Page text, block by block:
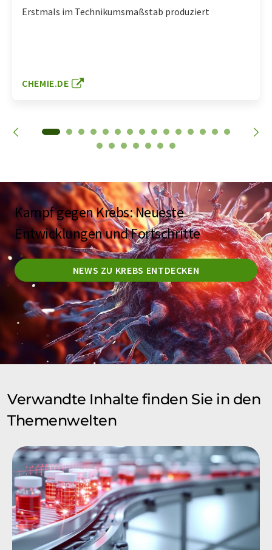
Erstmals im Technikumsmaßstab produziert
CHEMIE.DE
Kampf gegen Krebs: Neueste
Entwicklungen und Fortschritte
NEWS ZU KREBS ENTDECKEN
Verwandte Inhalte finden Sie in den
Themenwelten